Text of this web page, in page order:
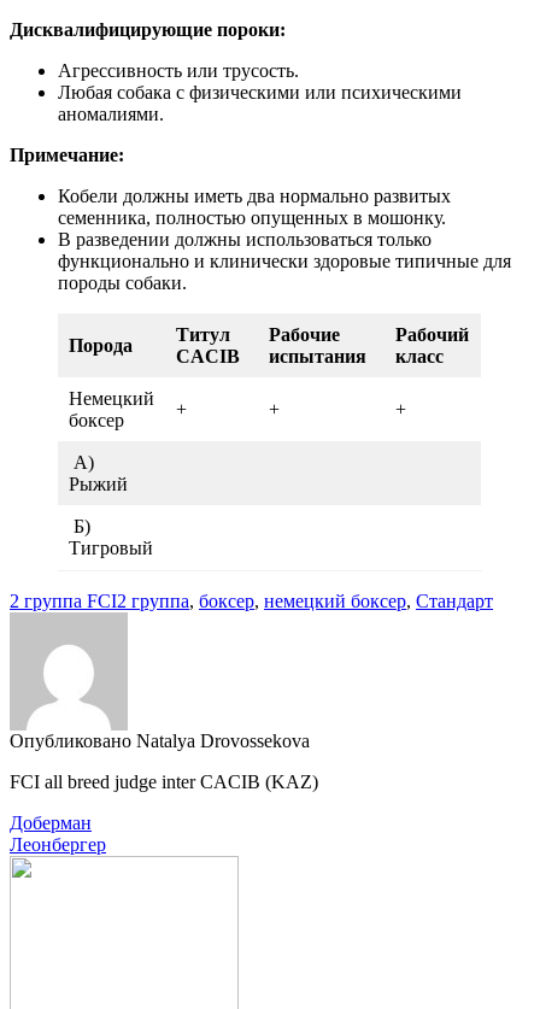
Дисквалифицирующие пороки:
Агрессивность или трусость.
Любая собака с физическими или психическими
аномалиями.
Примечание:
Кобели должны иметь два нормально развитых
семенника, полностью опущенных в мошонку.
В разведении должны использоваться только
функционально и клинически здоровые типичные для
породы собаки.
Порода
Титул
CACIB
Рабочие
испытания
Рабочий
класс
Немецкий
боксер
+ + +
А)
Рыжий
Б)
Тигровый
2 группа FCI2 группа, боксер, немецкий боксер, Стандарт
Опубликовано Natalya Drovossekova
FCI all breed judge inter CACIB (KAZ)
Навигация
по
Доберман
Леонбергер